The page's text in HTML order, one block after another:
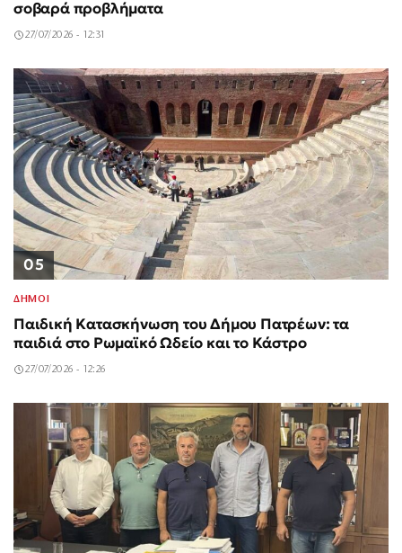
σοβαρά προβλήματα
27/07/2026 - 12:31
05
ΔΗΜΟΙ
Παιδική Κατασκήνωση του Δήμου Πατρέων: τα
παιδιά στο Ρωμαϊκό Ωδείο και το Κάστρο
27/07/2026 - 12:26